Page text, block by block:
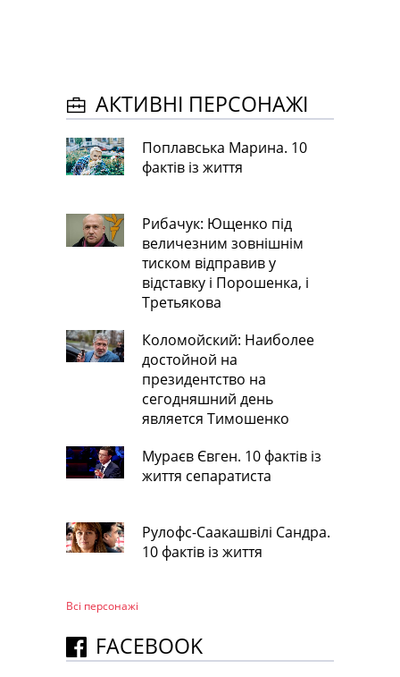
АКТИВНІ ПЕРСОНАЖІ
Поплавська Марина. 10
фактів із життя
Рибачук: Ющенко під
величезним зовнішнім
тиском відправив у
відставку і Порошенка, і
Третьякова
Коломойский: Наиболее
достойной на
президентство на
сегодняшний день
является Тимошенко
Мураєв Євген. 10 фактів із
життя сепаратиста
Рулофс-Саакашвілі Сандра.
10 фактів із життя
Всі персонажi
FACEBOOK